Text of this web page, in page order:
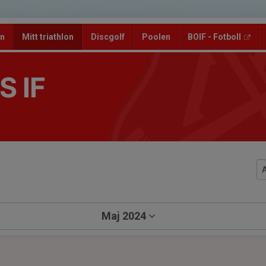
Mitt triathlon Discgolf Poolen BOIF - Fotboll
IF
Maj 2024